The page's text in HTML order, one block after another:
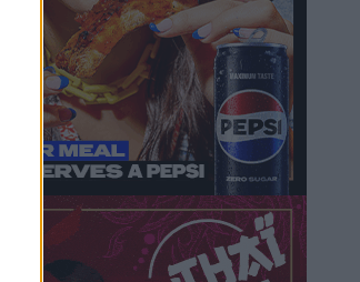
Κικίλιας: Μειώθηκαν κατά 34% οι
μεταναστευτικές ροές στα θαλάσσια
σύνορα
• πριν 12 ώρες
Κως: Γερμανός τουρίστας κέρδισε
αποζημίωση 900 ευρώ επειδή δεν
βρήκε ξαπλώστρες στις οικογενειακές
διακοπές του